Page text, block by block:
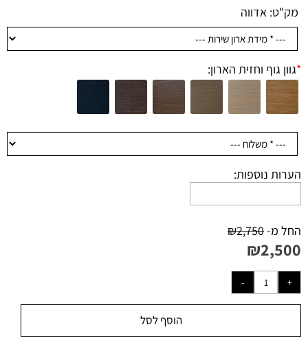
מק"ט: אדווה
*גוון גוף וחזית הארון:
הערות נוספות:
החל מ- ₪2,750
₪2,500
הוסף לסל